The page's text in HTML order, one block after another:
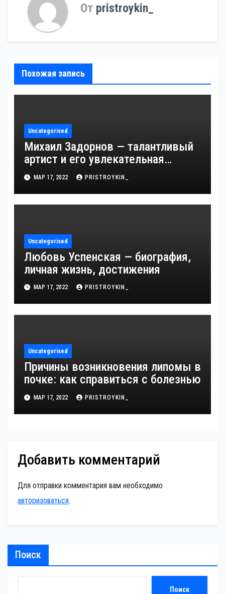
От pristroykin_
Похожая запись
Uncategorised
Михаил Задорнов — талантливый
артист и его увлекательная
биография — выдающиеся
достижения, известность и
интересные факты из личной
МАР 17, 2022 PRISTROYKIN_
Uncategorised
Любовь Успенская — биография,
личная жизнь, достижения
МАР 17, 2022 PRISTROYKIN_
Uncategorised
Причины возникновения липомы в
почке: как справиться с болезнью
МАР 17, 2022 PRISTROYKIN_
Добавить комментарий
Для отправки комментария вам необходимо
авторизоваться.
Поиск
Поиск